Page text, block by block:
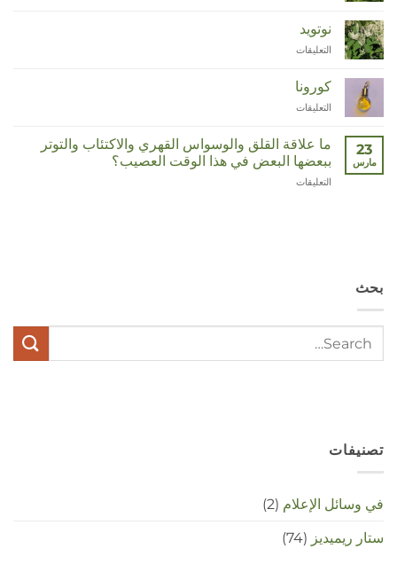
نوتويد
التعليقات
كورونا
التعليقات
مغلقة
23
مارس
ما علاقة القلق والوسواس القهري والاكتئاب والتوتر
ببعضها البعض في هذا الوقت العصيب؟
التعليقات
in
بحث
تصنيفات
في وسائل الإعلام (2)
ستار ريميديز (74)